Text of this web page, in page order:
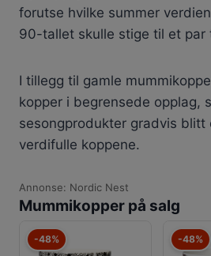
forutse hvilke summer
90-tallet skulle stige til et par
I tillegg til gamle
kopper i begrensede opplag,
sesongprodukter gradvis blitt
verdifulle koppene.
Annonse: Nordic Nest
Mummikopper på salg
-48% -48%